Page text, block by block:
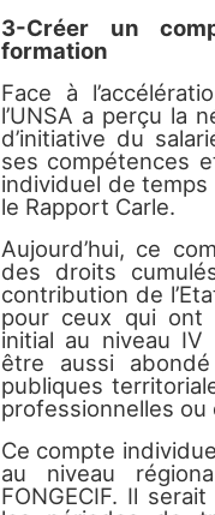
3-Créer un
formation
Face à
l’UNSA a perçu la
d’initiative du
ses compétences
individuel de
le Rapport Carle.
Aujourd’hui, ce
des droits
contribution de
pour ceux qui ont
initial au niveau
être aussi
publiques
professionnelles ou
Ce compte
au niveau
FONGECIF. Il